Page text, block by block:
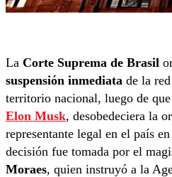
La Corte Suprema de Brasil
suspensión inmediata de la
territorio nacional, luego de
Elon Musk, desobedeciera la
representante legal en el país
decisión fue tomada por el
Moraes, quien instruyó a la